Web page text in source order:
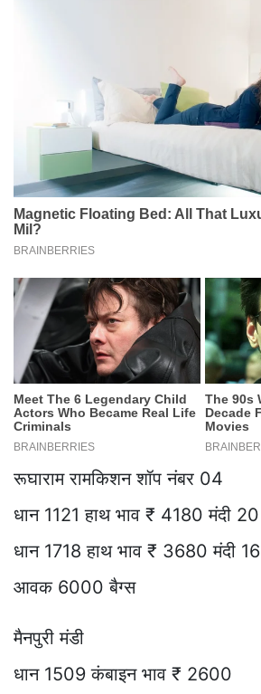
रूघाराम रामकिशन शॉप नंबर 04
धान 1121 हाथ भाव ₹ 4180 मंदी 20
धान 1718 हाथ भाव ₹ 3680 मंदी 16
आवक 6000 बैग्स
मैनपुरी मंडी
धान 1509 कंबाइन भाव ₹ 2600